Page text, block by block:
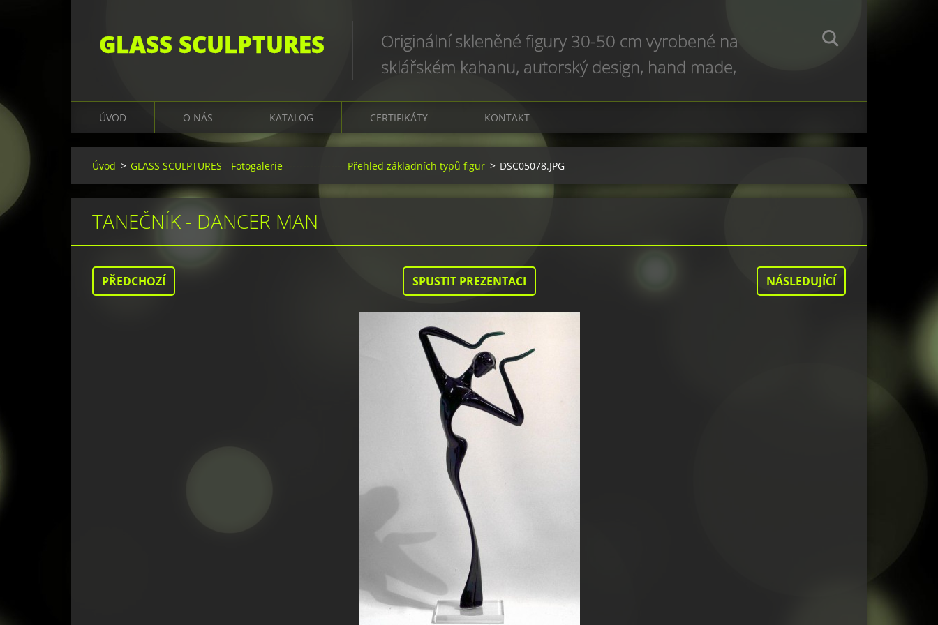
GLASS SCULPTURES
Originální skleněné figury 30-50 cm vyrobené na
sklářském kahanu, autorský design, hand made,
ÚVOD O NÁS KATALOG CERTIFIKÁTY KONTAKT
Úvod > GLASS SCULPTURES - Fotogalerie ----------------- Přehled základních typů figur > DSC05078.JPG
TANEČNÍK - DANCER MAN
PŘEDCHOZÍ SPUSTIT PREZENTACI NÁSLEDUJÍCÍ